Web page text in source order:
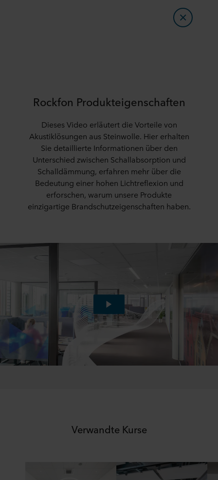
Rockfon Produkteigenschaften
Dieses Video erläutert die Vorteile von
Akustiklösungen aus Steinwolle. Hier erhalten
Sie detaillierte Informationen über den
Unterschied zwischen Schallabsorption und
Schalldämmung, erfahren mehr über die
Bedeutung einer hohen Lichtreflexion und
erforschen, warum unsere Produkte
einzigartige Brandschutzeigenschaften haben.
Verwandte Kurse